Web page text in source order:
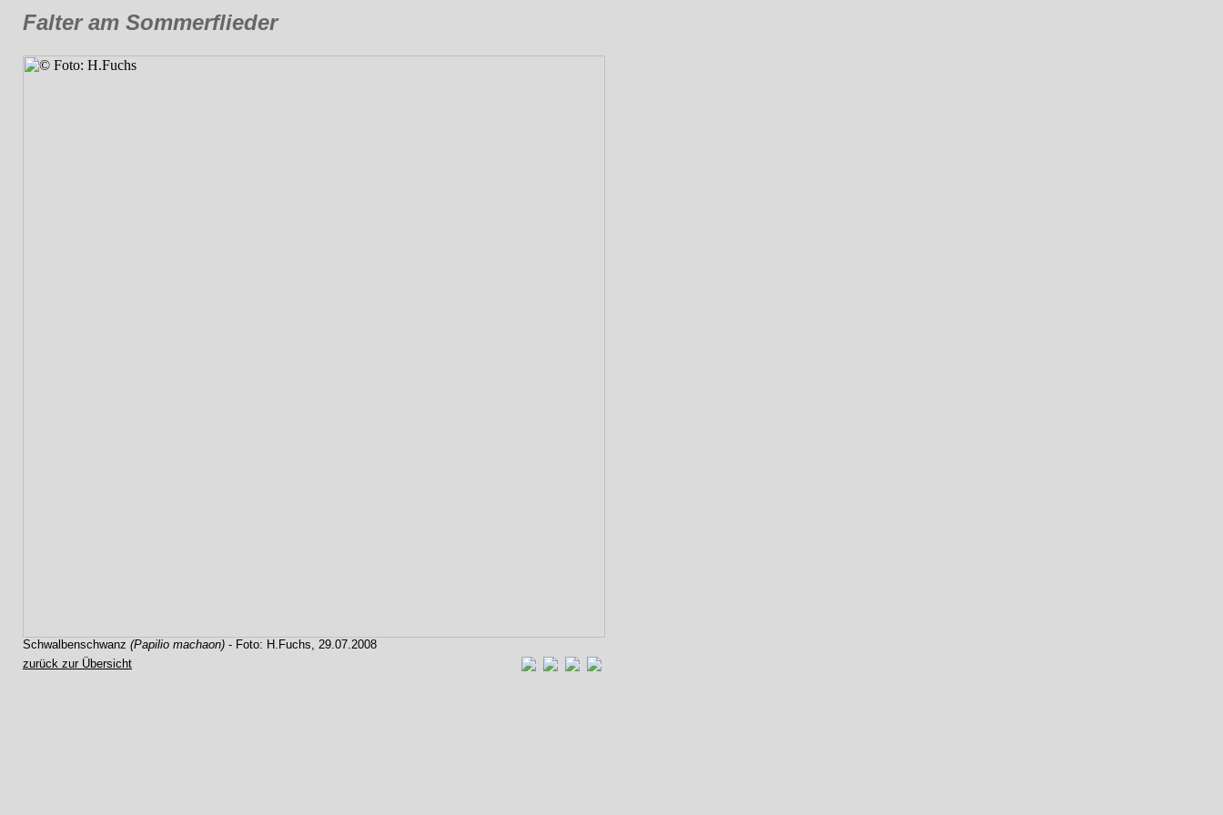
Falter am Sommerflieder
Schwalbenschwanz (Papilio machaon) - Foto: H.Fuchs, 29.07.2008
zurück zur Übersicht